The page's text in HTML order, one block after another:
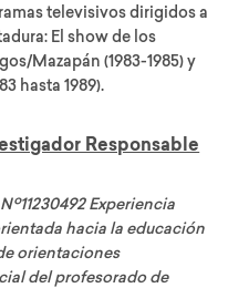
televisivos dirigidos a
El show de los
Mazapán (1983-1985) y
hasta 1989).
Responsable
Experiencia
hacia la educación
orientaciones
del profesorado de